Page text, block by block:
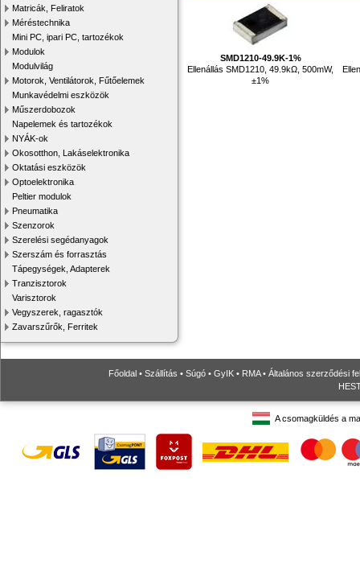
Matricák, Feliratok
Méréstechnika
Mini PC, ipari PC, tartozékok
Modulok
Modulvilág
Motorok, Ventilátorok, Fűtőelemek
Munkavédelmi eszközök
Műszerdobozok
Napelemek és tartozékok
NYÁK-ok
Okosotthon, Lakáselektronika
Oktatási eszközök
Optoelektronika
Peltier modulok
Pneumatika
Szenzorok
Szerelési segédanyagok
Szerszám és forrasztás
Tápegységek, Adapterek
Tranzisztorok
Varisztorok
Vegyszerek, ragasztók
Zavarszűrők, Ferritek
SMD1210-49.9K-1%
Ellenállás SMD1210, 49.9kΩ, 500mW,
±1%
Főoldal • Szállítás • Súgó • GyIK • RMA• Általános szerződési
A csomagküldés a